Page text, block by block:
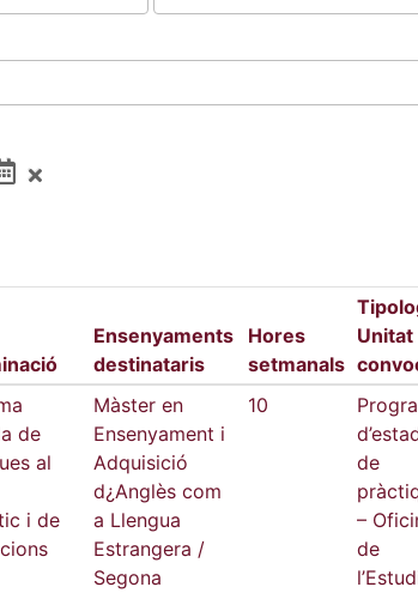
Ensenyaments
destinataris
Hores
setmanals
Unitat
de
al
i de
Màster en
Ensenyament i
Adquisició
d¿Anglès com
a Llengua
Estrangera /
Segona
10
de
–
de